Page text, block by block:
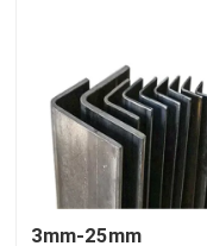
খবর
মামলা
রঙ প্রলিপ্ত ইস্পাত কুণ্ডলী
3mm-25mm